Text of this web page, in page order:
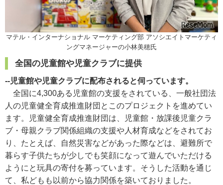
マテル・インターナショナル マーケティング部 アソシエイトマーケティ
ングマネージャーの小林美穂氏
全国の児童館や児童クラブに提供
--児童館や児童クラブに配布されると伺っています。
全国に4,300ある児童館の支援をされている、一般社団法
人の児童健全育成推進財団とこのプロジェクトを進めてい
ます。児童健全育成推進財団は、児童館・放課後児童クラ
ブ・母親クラブ関係組織の支援や人材育成などをされてお
り、たとえば、自然災害などがあった際などは、避難所で
暮らす子供たちが少しでも笑顔になって遊んでいただける
ようにと玩具の寄付を募っています。そうした活動を通じ
て、私どもも以前から協力関係を築いておりました。